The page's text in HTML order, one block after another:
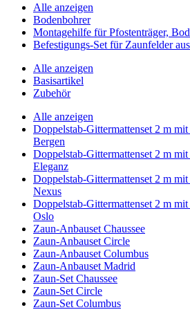
Alle anzeigen
Bodenbohrer
Montagehilfe für Pfostenträger,
Befestigungs-Set für Zaunfelder
Alle anzeigen
Basisartikel
Zubehör
Alle anzeigen
Doppelstab-Gittermattenset 2 m
Bergen
Doppelstab-Gittermattenset 2 m
Eleganz
Doppelstab-Gittermattenset 2 m
Nexus
Doppelstab-Gittermattenset 2 m
Oslo
Zaun-Anbauset Chaussee
Zaun-Anbauset Circle
Zaun-Anbauset Columbus
Zaun-Anbauset Madrid
Zaun-Set Chaussee
Zaun-Set Circle
Zaun-Set Columbus